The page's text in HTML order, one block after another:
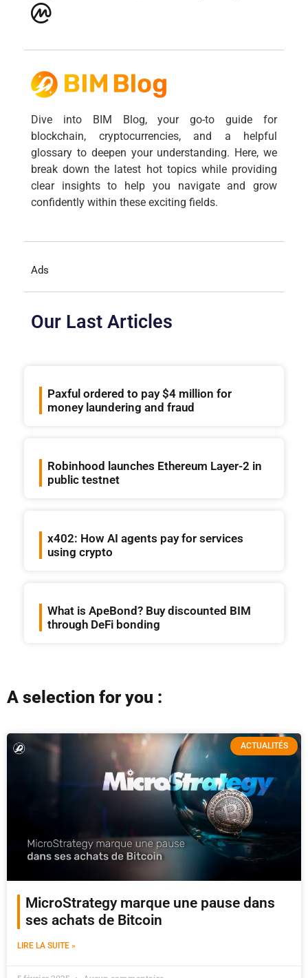
Dive into BIM Blog, your go-to guide for
blockchain, cryptocurrencies, and a helpful
glossary to deepen your understanding. Here, we
break down the latest hot topics while providing
clear insights to help you navigate and grow
confidently within these exciting fields.
Ads
Our Last Articles
Paxful ordered to pay $4 million for
money laundering and fraud
Robinhood launches Ethereum Layer-2 in
public testnet
x402: How AI agents pay for services
using crypto
What is ApeBond? Buy discounted BIM
through DeFi bonding
A selection for you :
ACTUALITÉS
MicroStrategy marque une pause dans
ses achats de Bitcoin
LIRE LA SUITE »